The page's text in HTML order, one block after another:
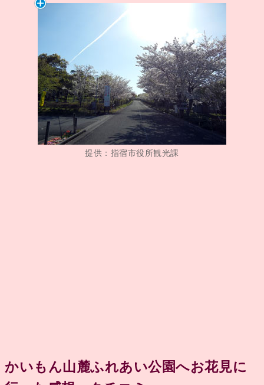
提供：指宿市役所観光課
かいもん山麓ふれあい公園へお花見に